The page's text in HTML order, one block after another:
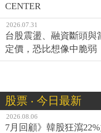
CENTER
2026.07.31
台股震盪、融資斷頭
定價，恐比想像中脆弱
股票 ‧ 今日最新
2026.08.06
7月回顧》韓股狂瀉